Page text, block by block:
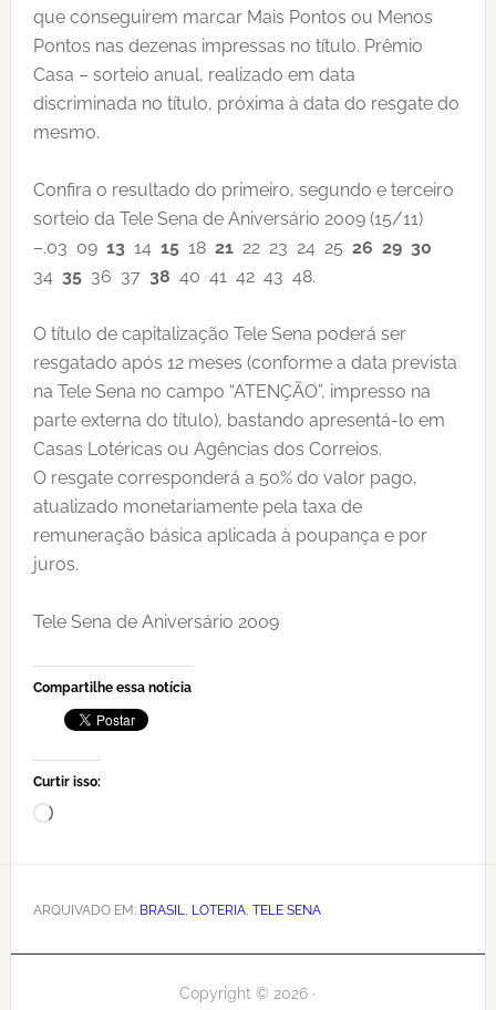
que conseguirem marcar Mais Pontos ou Menos
Pontos nas dezenas impressas no título. Prêmio
Casa – sorteio anual, realizado em data
discriminada no título, próxima à data do resgate do
mesmo.
Confira o resultado do primeiro, segundo e terceiro
sorteio da Tele Sena de Aniversário 2009 (15/11)
–.03 09 1314 1518 2122 23 24 25 26 29 30
34 3536 37 38 40 41 42 43 48.
O título de capitalização Tele Sena poderá ser
resgatado após 12 meses (conforme a data prevista
na Tele Sena no campo “ATENÇÃO”, impresso na
parte externa do título), bastando apresentá-lo em
Casas Lotéricas ou Agências dos Correios.
O resgate corresponderá a 50% do valor pago,
atualizado monetariamente pela taxa de
remuneração básica aplicada à poupança e por
juros.
Tele Sena de Aniversário 2009
Compartilhe essa notícia
Curtir isso:
Carregando...
ARQUIVADO EM: BRASIL, LOTERIA, TELE SENA
Copyright © 2026 ·